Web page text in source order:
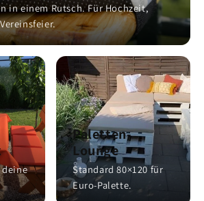
in einem Rutsch. Für Hochzeit,
Paletten-
Lounge
Standard 80×120 für
Euro-Palette.